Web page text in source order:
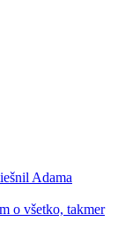
Adama
o všetko, takmer